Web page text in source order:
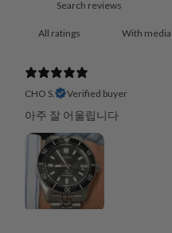
With media
CHO S. Verified buyer
아주 잘 어울립니다